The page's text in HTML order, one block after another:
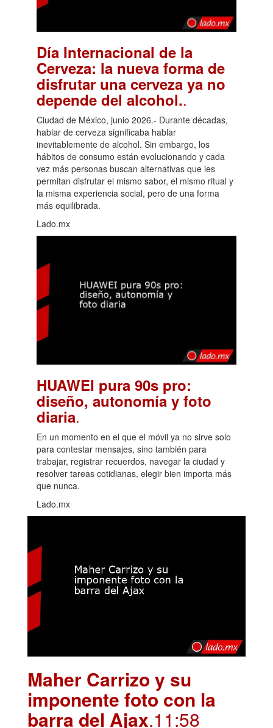
Día Internacional de la
Cerveza: la nueva forma de
disfrutar una cerveza ya no
depende del alcohol..
Ciudad de México, junio 2026.- Durante décadas,
hablar de cerveza significaba hablar
inevitablemente de alcohol. Sin embargo, los
hábitos de consumo están evolucionando y cada
vez más personas buscan alternativas que les
permitan disfrutar el mismo sabor, el mismo ritual y
la misma experiencia social, pero de una forma
más equilibrada.
Lado.mx
HUAWEI pura 90s pro:
diseño, autonomía y foto
diaria.
En un momento en el que el móvil ya no sirve solo
para contestar mensajes, sino también para
trabajar, registrar recuerdos, navegar la ciudad y
resolver tareas cotidianas, elegir bien importa más
que nunca.
Lado.mx
Maher Carrizo y su
imponente foto con la
barra del Ajax.11:58